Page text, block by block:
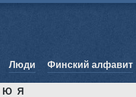
Люди Финский алфавит
Ю Я